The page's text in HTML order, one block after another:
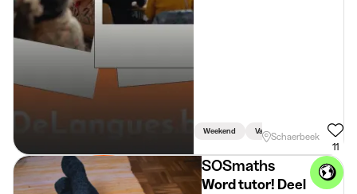
Weekend Vakantie Week
Schaerbeek
11
SOSmaths
Word tutor! Deel